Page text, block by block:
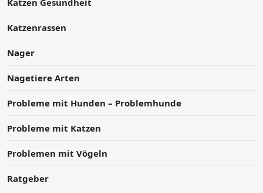
Katzenrassen
Nager
Nagetiere Arten
Probleme mit Hunden – Problemhunde
Probleme mit Katzen
Problemen mit Vögeln
Ratgeber